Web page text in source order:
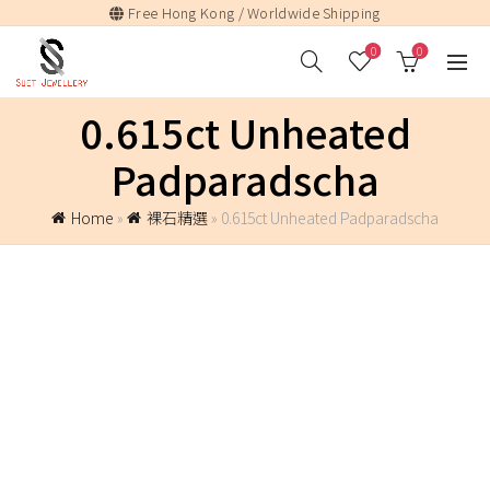
Free Hong Kong / Worldwide Shipping
0 0
0.615ct Unheated
Padparadscha
Home » 裸石精選» 0.615ct Unheated Padparadscha